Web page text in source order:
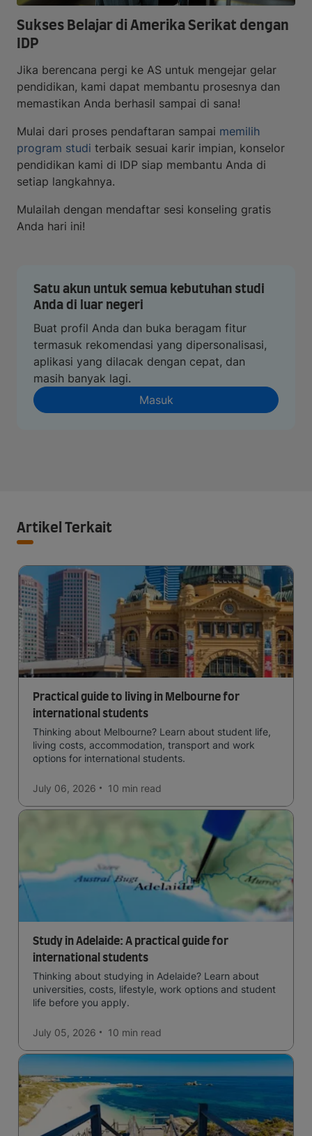
Sukses Belajar di Amerika Serikat dengan
IDP
Jika berencana pergi ke AS untuk mengejar gelar
pendidikan, kami dapat membantu prosesnya dan
memastikan Anda berhasil sampai di sana!
Mulai dari proses pendaftaran sampai memilih
program studi terbaik sesuai karir impian, konselor
pendidikan kami di IDP siap membantu Anda di
setiap langkahnya.
Mulailah dengan mendaftar sesi konseling gratis
Anda hari ini!
Satu akun untuk semua kebutuhan studi
Anda di luar negeri
Buat profil Anda dan buka beragam fitur
termasuk rekomendasi yang dipersonalisasi,
aplikasi yang dilacak dengan cepat, dan
masih banyak lagi.
Masuk
Artikel Terkait
Practical guide to living in Melbourne for
international students
Thinking about Melbourne? Learn about student life,
living costs, accommodation, transport and work
options for international students.
July 06, 2026 10 min read
Study in Adelaide: A practical guide for
international students
Thinking about studying in Adelaide? Learn about
universities, costs, lifestyle, work options and student
life before you apply.
July 05, 2026 10 min read